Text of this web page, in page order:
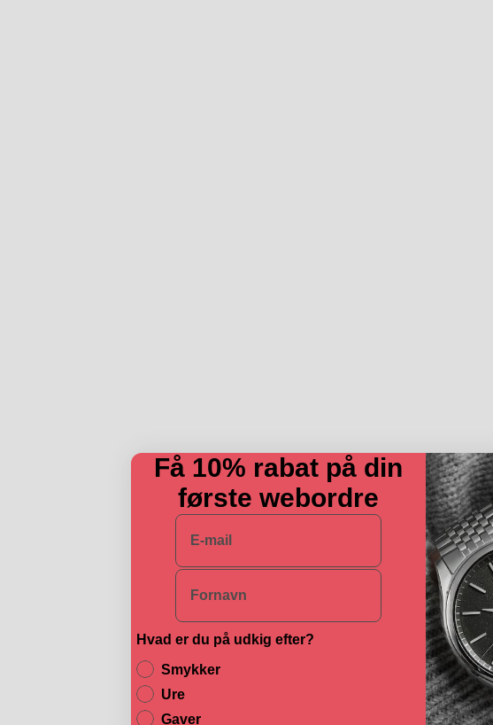
Få 10% rabat på din
første webordre
E-mail
Navn
Hvad er du på udkig efter?
Smykker
Ure
Gaver